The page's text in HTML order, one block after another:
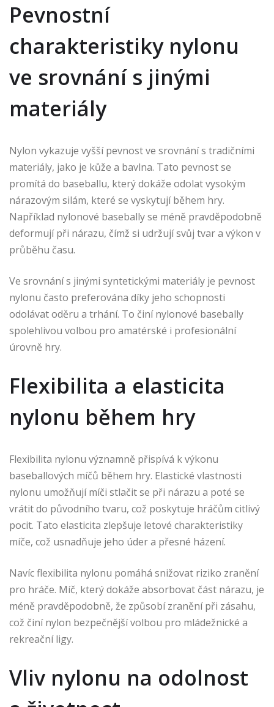
Pevnostní
charakteristiky nylonu
ve srovnání s jinými
materiály
Nylon vykazuje vyšší pevnost ve srovnání s tradičními
materiály, jako je kůže a bavlna. Tato pevnost se
promítá do baseballu, který dokáže odolat vysokým
nárazovým silám, které se vyskytují během hry.
Například nylonové basebally se méně pravděpodobně
deformují při nárazu, čímž si udržují svůj tvar a výkon v
průběhu času.
Ve srovnání s jinými syntetickými materiály je pevnost
nylonu často preferována díky jeho schopnosti
odolávat oděru a trhání. To činí nylonové basebally
spolehlivou volbou pro amatérské i profesionální
úrovně hry.
Flexibilita a elasticita
nylonu během hry
Flexibilita nylonu významně přispívá k výkonu
baseballových míčů během hry. Elastické vlastnosti
nylonu umožňují míči stlačit se při nárazu a poté se
vrátit do původního tvaru, což poskytuje hráčům citlivý
pocit. Tato elasticita zlepšuje letové charakteristiky
míče, což usnadňuje jeho úder a přesné házení.
Navíc flexibilita nylonu pomáhá snižovat riziko zranění
pro hráče. Míč, který dokáže absorbovat část nárazu, je
méně pravděpodobně, že způsobí zranění při zásahu,
což činí nylon bezpečnější volbou pro mládežnické a
rekreační ligy.
Vliv nylonu na odolnost